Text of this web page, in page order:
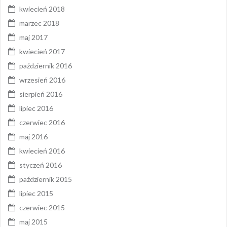
kwiecień 2018
marzec 2018
maj 2017
kwiecień 2017
październik 2016
wrzesień 2016
sierpień 2016
lipiec 2016
czerwiec 2016
maj 2016
kwiecień 2016
styczeń 2016
październik 2015
lipiec 2015
czerwiec 2015
maj 2015